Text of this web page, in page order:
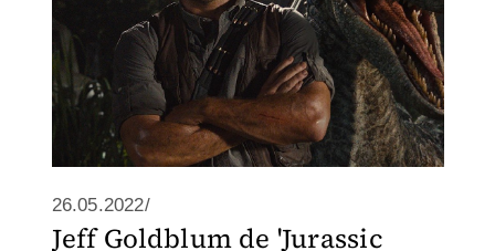
26.05.2022/
Jeff Goldblum de 'Jurassic